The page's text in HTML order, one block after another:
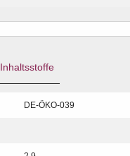
Inhaltsstoffe
DE-ÖKO-039